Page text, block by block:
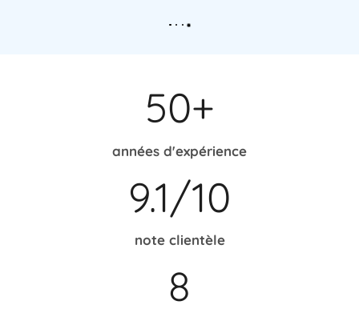
50+
années d'expérience
9.1/10
note clientèle
8